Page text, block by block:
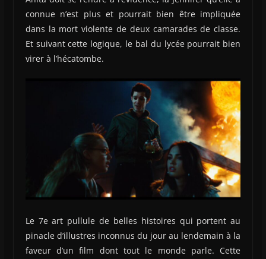
connue n’est plus et pourrait bien être impliquée
dans la mort violente de deux camarades de classe.
Et suivant cette logique, le bal du lycée pourrait bien
virer à l’hécatombe.
Le 7e art pullule de belles histoires qui portent au
pinacle d’illustres inconnus du jour au lendemain à la
faveur d’un film dont tout le monde parle. Cette